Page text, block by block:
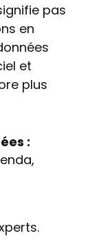
pas
en
et
plus
: